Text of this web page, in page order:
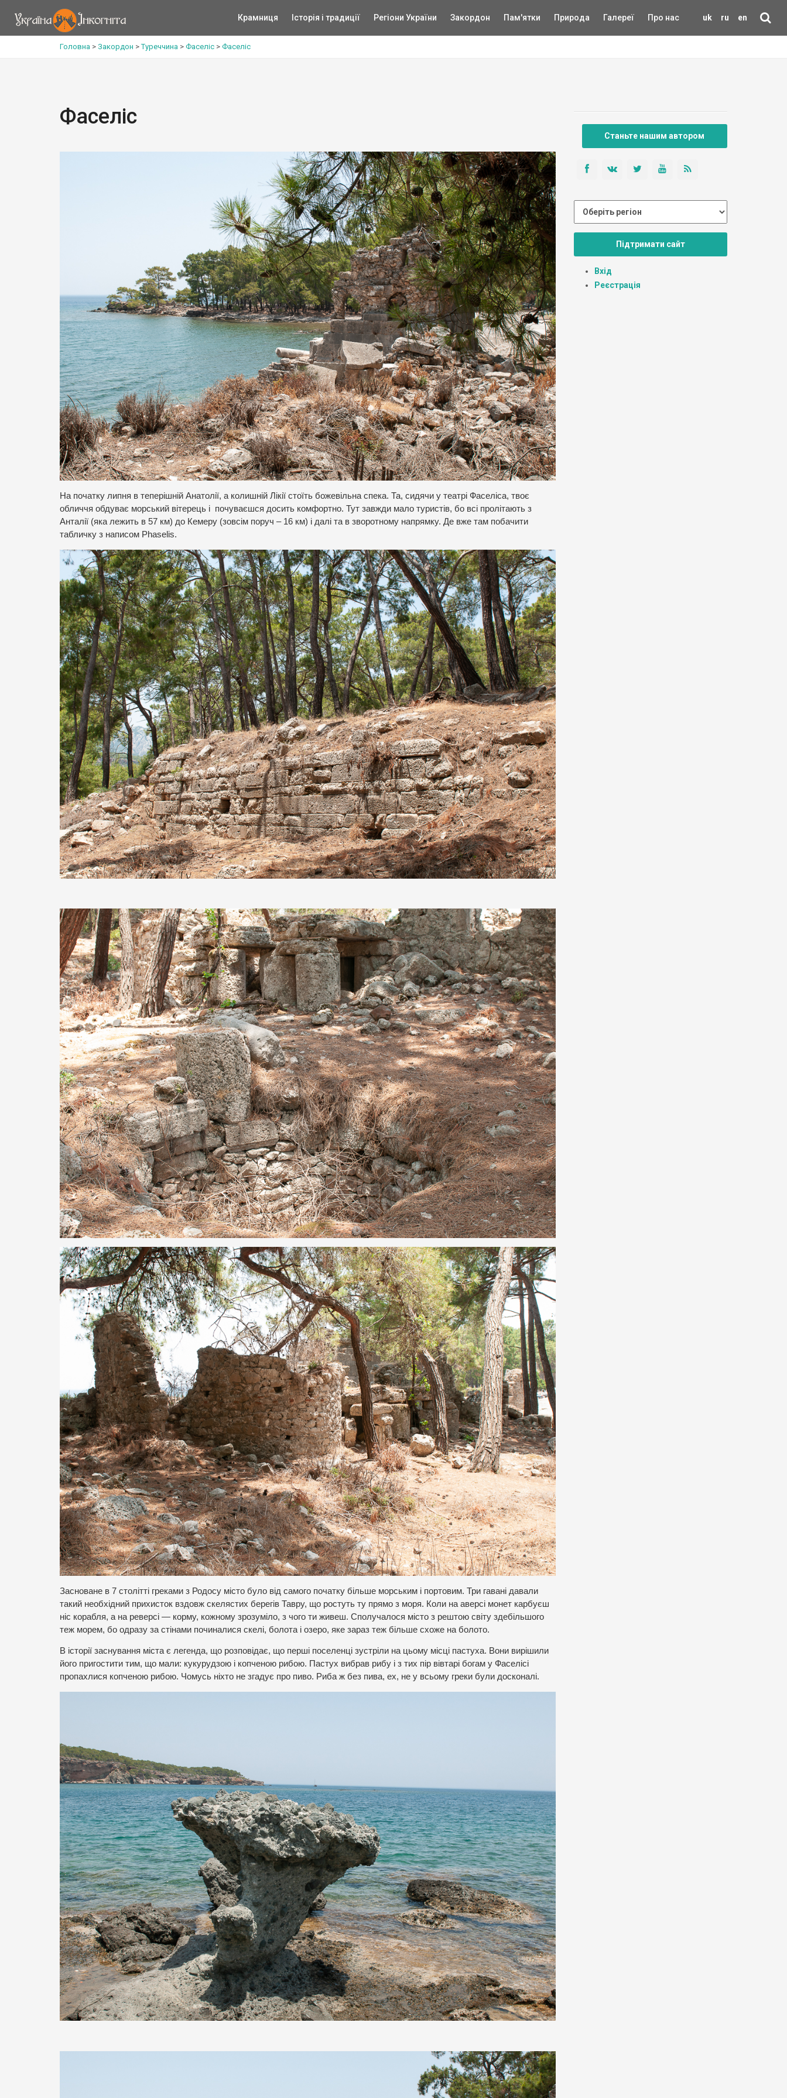
uk ru en
Крамниця Історія і традиції Регіони України Закордон Пам'ятки Природа Галереї Про нас
Головна > Закордон >Туреччина > Фаселіс > Фаселіс
Фаселіс
На початку липня в теперішній Анатолії, а колишній Лікії стоїть божевільна спека. Та, сидячи у театрі Фаселіса, твоє
обличчя обдуває морський вітерець і почуваєшся досить комфортно. Тут завжди мало туристів, бо всі пролітають з
Анталії (яка лежить в 57 км) до Кемеру (зовсім поруч – 16 км) і далі та в зворотному напрямку. Де вже там побачити
табличку з написом Phaselis.
Засноване в 7 столітті греками з Родосу місто було від самого початку більше морським і портовим. Три гавані давали
такий необхідний прихисток вздовж скелястих берегів Тавру, що ростуть ту прямо з моря. Коли на аверсі монет карбуєш
ніс корабля, а на реверсі — корму, кожному зрозуміло, з чого ти живеш. Сполучалося місто з рештою світу здебільшого
теж морем, бо одразу за стінами починалися скелі, болота і озеро, яке зараз теж більше схоже на болото.
В історії заснування міста є легенда, що розповідає, що перші поселенці зустріли на цьому місці пастуха. Вони вирішили
його пригостити тим, що мали: кукурудзою і копченою рибою. Пастух вибрав рибу і з тих пір вівтарі богам у Фаселісі
пропахлися копченою рибою. Чомусь ніхто не згадує про пиво. Риба ж без пива, ех, не у всьому греки були досконалі.
Станьте нашим автором
Підтримати сайт
Вхід
Реєстрація